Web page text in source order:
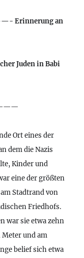
Erinnerung an
Juden in Babi
Ort eines der
dem die Nazis
Kinder und
eine der größten
Stadtrand von
Friedhofs.
war sie etwa zehn
Meter und am
belief sich etwa